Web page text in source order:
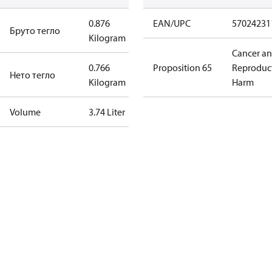
Бруто тегло
0.876
Kilogram
Нето тегло
0.766
Kilogram
Volume 3.74 Liter
EAN/UPC
Proposition 65
Cancer
Harm